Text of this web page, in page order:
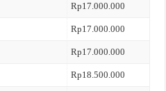
Rp17.000.000
Rp17.000.000
Rp17.000.000
Rp18.500.000